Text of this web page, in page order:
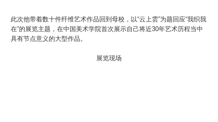
此次他带着数十件纤维艺术作品回到母校，以“云上雲”为题回应“我织我
在”的展览主题，在中国美术学院首次展示自己将近30年艺术历程当中
具有节点意义的大型作品。
展览现场